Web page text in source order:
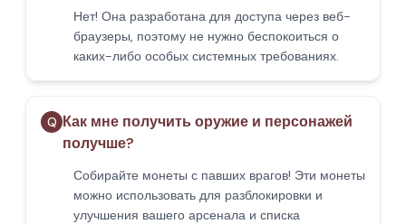
Нет! Она разработана для доступа через веб-
браузеры, поэтому не нужно беспокоиться о
каких-либо особых системных требованиях.
Q Как мне получить оружие и персонажей
получше?
Собирайте монеты с павших врагов! Эти монеты
можно использовать для разблокировки и
улучшения вашего арсенала и списка